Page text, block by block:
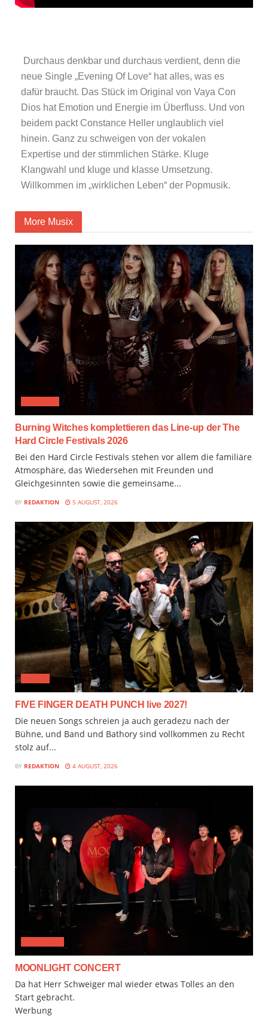
Durchaus denkbar und durchaus verdient, denn die
neue Single „Evening Of Love“ hat alles, was es
dafür braucht. Das Stück im Original von Vaya Con
Dios hat Emotion und Energie im Überfluss. Und von
beidem packt Constance Heller unglaublich viel
hinein. Ganz zu schweigen von der vokalen
Expertise und der stimmlichen Stärke. Kluge
Klangwahl und kluge und klasse Umsetzung.
Willkommen im „wirklichen Leben“ der Popmusik.
More Musix
Burning Witches komplettieren das Line-up der The
Hard Circle Festivals 2026
Bei den Hard Circle Festivals stehen vor allem die familiäre
Atmosphäre, das Wiedersehen mit Freunden und
Gleichgesinnten sowie die gemeinsame...
BY REDAKTION 5 AUGUST, 2026
FIVE FINGER DEATH PUNCH live 2027!
Die neuen Songs schreien ja auch geradezu nach der
Bühne, und Band und Bathory sind vollkommen zu Recht
stolz auf...
BY REDAKTION 4 AUGUST, 2026
MOONLIGHT CONCERT
Da hat Herr Schweiger mal wieder etwas Tolles an den
Start gebracht.
Werbung